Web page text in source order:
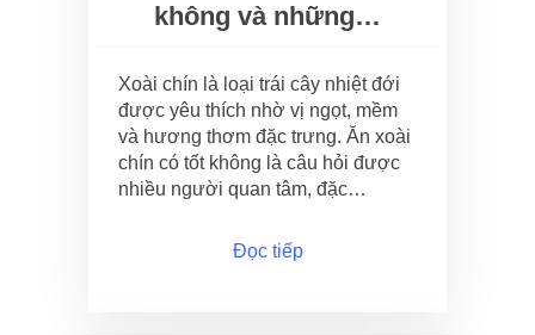
không và những…
Xoài chín là loại trái cây nhiệt đới
được yêu thích nhờ vị ngọt, mềm
và hương thơm đặc trưng. Ăn xoài
chín có tốt không là câu hỏi được
nhiều người quan tâm, đặc…
Đọc tiếp